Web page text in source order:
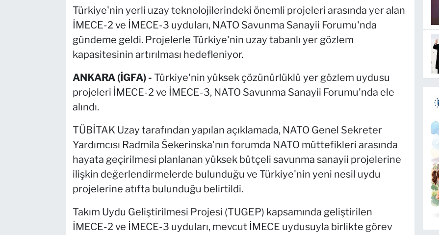
Türkiye'nin yerli uzay teknolojilerindeki önemli projeleri arasında yer alan
İMECE-2 ve İMECE-3 uyduları, NATO Savunma Sanayii Forumu'nda
gündeme geldi. Projelerle Türkiye'nin uzay tabanlı yer gözlem
kapasitesinin artırılması hedefleniyor.
ANKARA (İGFA) - Türkiye'nin yüksek çözünürlüklü yer gözlem uydusu
projeleri İMECE-2 ve İMECE-3, NATO Savunma Sanayii Forumu'nda ele
alındı.
TÜBİTAK Uzay tarafından yapılan açıklamada, NATO Genel Sekreter
Yardımcısı Radmila Šekerinska'nın forumda NATO müttefikleri arasında
hayata geçirilmesi planlanan yüksek bütçeli savunma sanayii projelerine
ilişkin değerlendirmelerde bulunduğu ve Türkiye'nin yeni nesil uydu
projelerine atıfta bulunduğu belirtildi.
Takım Uydu Geliştirilmesi Projesi (TUGEP) kapsamında geliştirilen
İMECE-2 ve İMECE-3 uyduları, mevcut İMECE uydusuyla birlikte görev